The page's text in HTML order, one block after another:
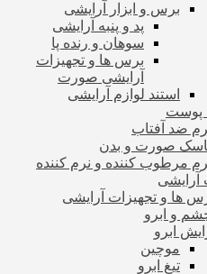
برس و ابزار آرایشی
پد و پنبه آرایشی
سوهان و رنده پا
برس ها و تجهیزات
آرایشی صورت
استند لوازم آرایشی
پوست
ضد آفتاب
صورت و بدن
مرطوب کننده و نرم کننده
آرایشی
ها و تجهیزات آرایشی
و ابرو
ابرو
موچین
تیغ ابرو